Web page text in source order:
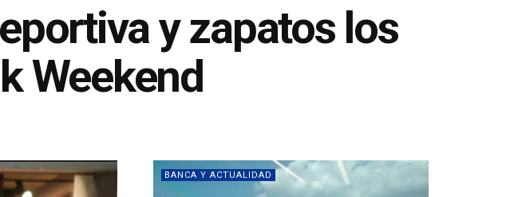
y zapatos los
Weekend
BANCA Y ACTUALIDAD